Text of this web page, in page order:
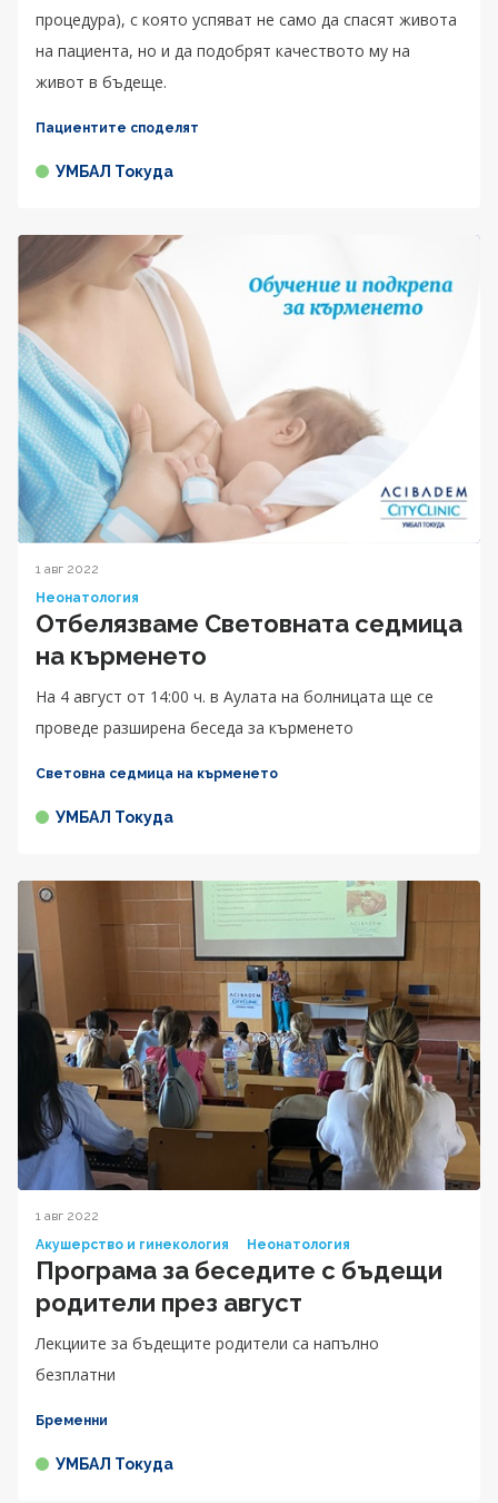
процедура), с която успяват не само да спасят живота
на пациента, но и да подобрят качеството му на
живот в бъдеще.
Пациентите споделят
УМБАЛ Токуда
1 авг 2022
Неонатология
Отбелязваме Световната седмица
на кърменето
На 4 август от 14:00 ч. в Аулата на болницата ще се
проведе разширена беседа за кърменето
Световна седмица на кърменето
УМБАЛ Токуда
1 авг 2022
Акушерство и гинекология
Неонатология
Програма за беседите с бъдещи
родители през август
Лекциите за бъдещите родители са напълно
безплатни
Бременни
УМБАЛ Токуда